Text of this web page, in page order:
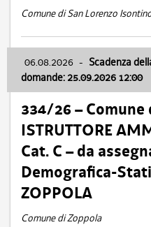
Comune di San Lorenzo
06.08.2026 - Scadenza
domande: 25.09.2026 12:00
334/26 – Comune
ISTRUTTORE
Cat. C – da
Demografica-
ZOPPOLA
Comune di Zoppola